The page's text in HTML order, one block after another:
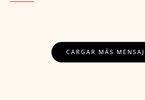
Navegación
CARGAR MÁS